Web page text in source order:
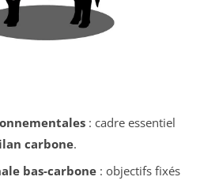
: cadre essentiel
carbone.
bas-carbone: objectifs fixés